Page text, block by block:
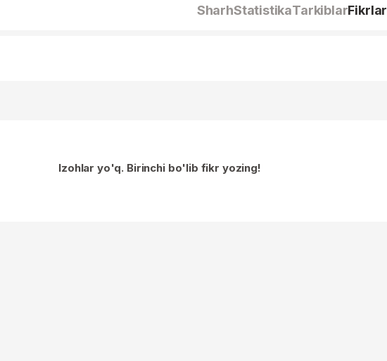
SharhStatistikaTarkiblarFikrlar
Izohlar yo'q. Birinchi bo'lib fikr yozing!